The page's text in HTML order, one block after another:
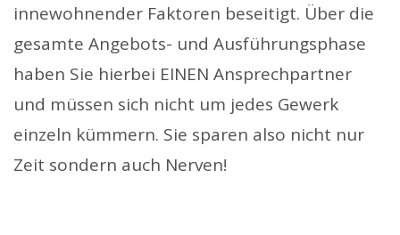
innewohnender Faktoren beseitigt. Über die
gesamte Angebots- und Ausführungsphase
haben Sie hierbei EINEN Ansprechpartner
und müssen sich nicht um jedes Gewerk
einzeln kümmern. Sie sparen also nicht nur
Zeit sondern auch Nerven!